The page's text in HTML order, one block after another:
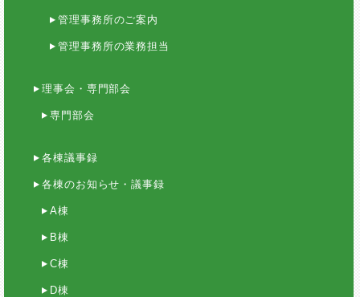
管理事務所のご案内
管理事務所の業務担当
理事会・専門部会
専門部会
各棟議事録
各棟のお知らせ・議事録
A棟
B棟
C棟
D棟